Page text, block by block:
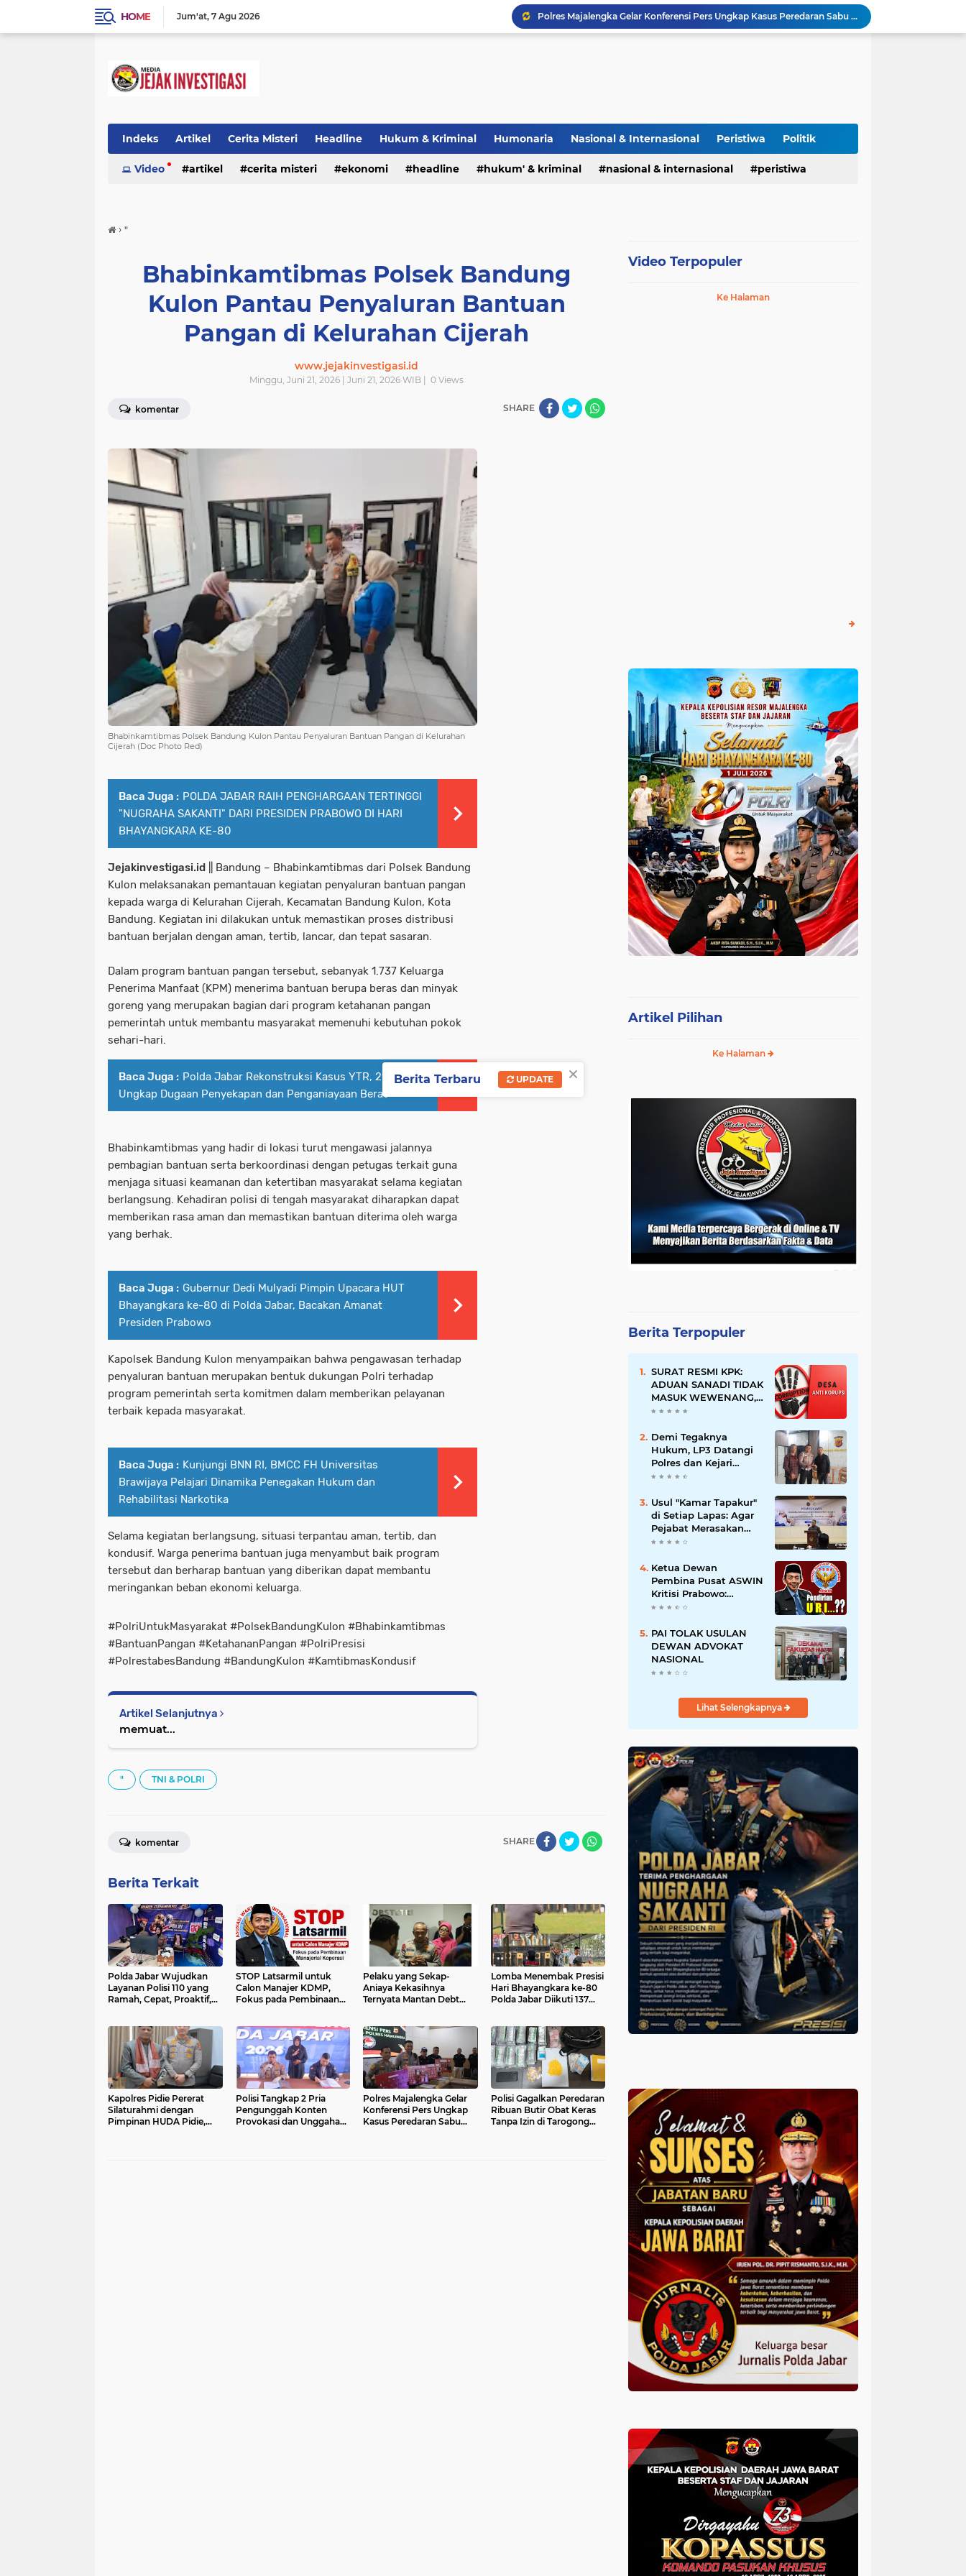
HOME Jum'at 7 Agu 2026
Kapolres Majalengka Hadiri Kuliah Umum Nasional Bersama Kepala BNN RI di UNMA
Polisi Gagalkan Peredaran Ribuan Butir Obat Keras Tanpa Izin di Tarogong Kidul
Polisi Tangkap 2 Pria Pengunggah Konten Provokasi dan Unggahan Palsu Soal Pemerintah di Threads.
Indeks Artikel Cerita Misteri Headline Hukum & Kriminal Humonaria Nasional & Internasional Peristiwa Politik
Prestasi Ragam Info Seputar Daerah TNI & POLRI UU Pers
Video artikel cerita misteri ekonomi headline hukum' & kriminal nasional & internasional peristiwa
› "
Bhabinkamtibmas Polsek Bandung
Kulon Pantau Penyaluran Bantuan
Pangan di Kelurahan Cijerah
www.jejakinvestigasi.id
Minggu, Juni 21, 2026 | Juni 21, 2026 WIB | 0 Views
komentar SHARE
Bhabinkamtibmas Polsek Bandung Kulon Pantau Penyaluran Bantuan Pangan di Kelurahan
Cijerah (Doc Photo Red)
Baca Juga : POLDA JABAR RAIH PENGHARGAAN TERTINGGI
"NUGRAHA SAKANTI" DARI PRESIDEN PRABOWO DI HARI
BHAYANGKARA KE-80
Jejakinvestigasi.id || Bandung – Bhabinkamtibmas dari Polsek Bandung
Kulon melaksanakan pemantauan kegiatan penyaluran bantuan pangan
kepada warga di Kelurahan Cijerah, Kecamatan Bandung Kulon, Kota
Bandung. Kegiatan ini dilakukan untuk memastikan proses distribusi
bantuan berjalan dengan aman, tertib, lancar, dan tepat sasaran.
Dalam program bantuan pangan tersebut, sebanyak 1.737 Keluarga
Penerima Manfaat (KPM) menerima bantuan berupa beras dan minyak
goreng yang merupakan bagian dari program ketahanan pangan
pemerintah untuk membantu masyarakat memenuhi kebutuhan pokok
sehari-hari.
Baca Juga : Polda Jabar Rekonstruksi Kasus YTR, 21 Adegan
Ungkap Dugaan Penyekapan dan Penganiayaan Berat
Bhabinkamtibmas yang hadir di lokasi turut mengawasi jalannya
pembagian bantuan serta berkoordinasi dengan petugas terkait guna
menjaga situasi keamanan dan ketertiban masyarakat selama kegiatan
berlangsung. Kehadiran polisi di tengah masyarakat diharapkan dapat
memberikan rasa aman dan memastikan bantuan diterima oleh warga
yang berhak.
Baca Juga : Gubernur Dedi Mulyadi Pimpin Upacara HUT
Bhayangkara ke-80 di Polda Jabar, Bacakan Amanat
Presiden Prabowo
Kapolsek Bandung Kulon menyampaikan bahwa pengawasan terhadap
penyaluran bantuan merupakan bentuk dukungan Polri terhadap
program pemerintah serta komitmen dalam memberikan pelayanan
terbaik kepada masyarakat.
Baca Juga : Kunjungi BNN RI, BMCC FH Universitas
Brawijaya Pelajari Dinamika Penegakan Hukum dan
Rehabilitasi Narkotika
Selama kegiatan berlangsung, situasi terpantau aman, tertib, dan
kondusif. Warga penerima bantuan juga menyambut baik program
tersebut dan berharap bantuan yang diberikan dapat membantu
meringankan beban ekonomi keluarga.
#PolriUntukMasyarakat #PolsekBandungKulon #Bhabinkamtibmas
#BantuanPangan #KetahananPangan #PolriPresisi
#PolrestabesBandung #BandungKulon #KamtibmasKondusif
Artikel Selanjutnya
memuat...
" TNI & POLRI
SHARE
komentar
Berita Terkait
Polda Jabar Wujudkan
Layanan Polisi 110 yang
Ramah, Cepat, Proaktif,
STOP Latsarmil untuk
Calon Manajer KDMP,
Fokus pada Pembinaan
Pelaku yang Sekap-
Aniaya Kekasihnya
Ternyata Mantan Debt
Pihak Lain
Lomba Menembak Presisi
Hari Bhayangkara ke-80
Polda Jabar Diikuti 137
Kapolres Pidie Pererat
Silaturahmi dengan
Pimpinan HUDA Pidie,
Polisi Tangkap 2 Pria
Pengunggah Konten
Provokasi dan Unggahan
Polres Majalengka Gelar
Konferensi Pers Ungkap
Kasus Peredaran Sabu
Polisi Gagalkan Peredaran
Ribuan Butir Obat Keras
Tanpa Izin di Tarogong
Video Terpopuler
Ke Halaman
Artikel Pilihan
Ke Halaman
Berita Terpopuler
SURAT RESMI KPK:
ADUAN SANADI TIDAK
MASUK WEWENANG,
DESA BABAKAN
DESA ANTI KORUPSI
OLEH KEJAKSAAN
Demi Tegaknya
Hukum, LP3 Datangi
Polres dan Kejari
Majalengka; Minta
Proporsional:
Restoratif untuk
Lemah, Tegas untuk
Narkoba & Oknum
Usul "Kamar Tapakur"
di Setiap Lapas: Agar
Pejabat Merasakan
Suasana Penjara, Tak
Menyalahgunakan
Amanah
Ketua Dewan
Pembina Pusat ASWIN
Kritisi Prabowo:
Evaluasi Pendirian
Mendesak Sebaiknya
Dibatalkan
PAI TOLAK USULAN
DEWAN ADVOKAT
NASIONAL
Lihat Selengkapnya
×
Berita Terbaru UPDATE